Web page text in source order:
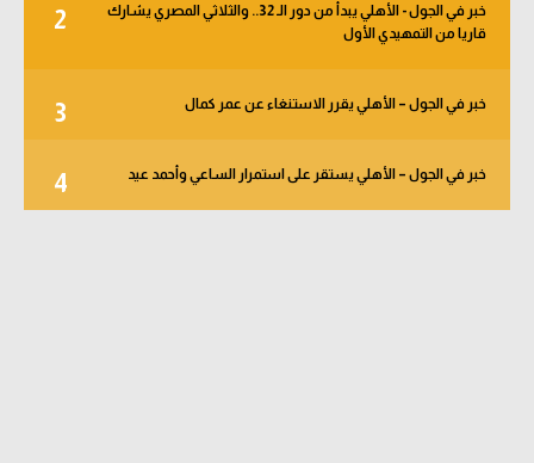
2
خبر في الجول - الأهلي يبدأ من دور الـ 32.. والثلاثي المصري يشارك
قاريا من التمهيدي الأول
3 خبر في الجول – الأهلي يقرر الاستنغاء عن عمر كمال
4 خبر في الجول – الأهلي يستقر على استمرار الساعي وأحمد عيد